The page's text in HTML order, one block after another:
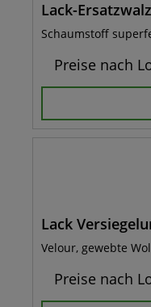
Lack-
Schaumstoff
Preise nach
Lack
Velour, gewebte
Preise nach